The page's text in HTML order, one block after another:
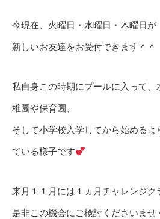
今現在、火曜日・水曜日・木曜日が
新しいお友達をお受付できます＾＾
私自身この時期にプールに入って、
稚園や保育園、
そして小学校入学してから始める
ている様子です
来月１１月には１ヵ月チャレンジ
是非この機会にご検討くださいませ